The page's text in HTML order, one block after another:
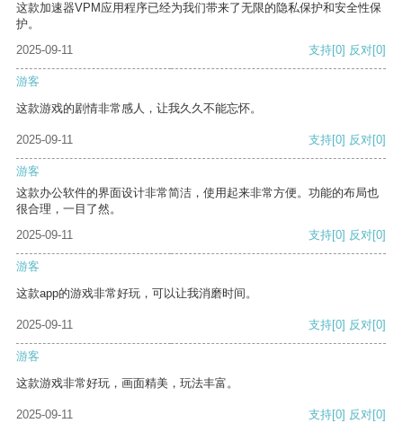
这款加速器VPM应用程序已经为我们带来了无限的隐私保护和安全性保
护。
2025-09-11
支持[0] 反对[0]
游客
这款游戏的剧情非常感人，让我久久不能忘怀。
2025-09-11 支持[0] 反对[0]
游客
这款办公软件的界面设计非常简洁，使用起来非常方便。功能的布局也
很合理，一目了然。
2025-09-11
支持[0] 反对[0]
游客
这款app的游戏非常好玩，可以让我消磨时间。
2025-09-11 支持[0] 反对[0]
游客
这款游戏非常好玩，画面精美，玩法丰富。
2025-09-11 支持[0] 反对[0]